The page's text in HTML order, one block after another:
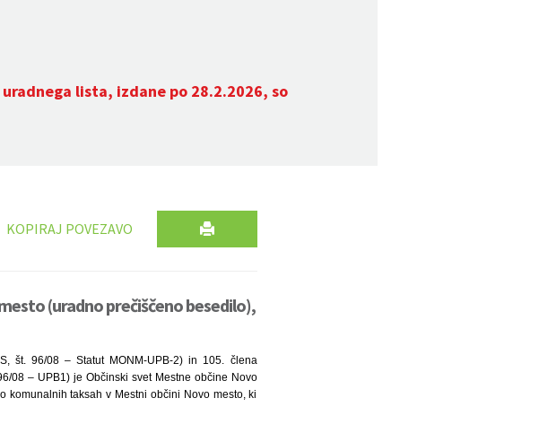
lista, izdane po 28.2.2026, so
KOPIRAJ POVEZAVO
(uradno prečiščeno besedilo),
št. 96/08 – Statut MONM-UPB-2) in 105. člena
08 – UPB1) je Občinski svet Mestne občine Novo
taksah v Mestni občini Novo mesto, ki